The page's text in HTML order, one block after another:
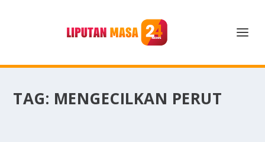
TAG: MENGECILKAN PERUT